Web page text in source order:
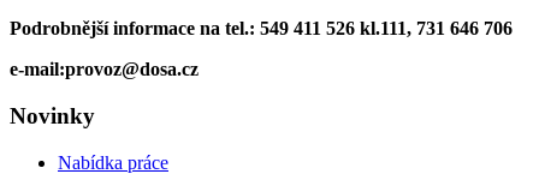
Podrobnější informace na tel.: 549 411 526 kl.111, 731 646 706
e-mail:provoz@dosa.cz
Novinky
Nabídka práce